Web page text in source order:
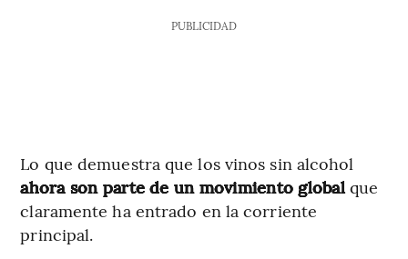
PUBLICIDAD
Lo que demuestra que los vinos sin alcohol
ahora son parte de un movimiento global que
claramente ha entrado en la corriente
principal.